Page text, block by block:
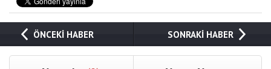
ÖNCEKİ HABER SONRAKİ HABER